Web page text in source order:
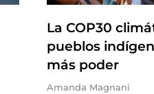
La COP30
pueblos
más poder
Amanda Magnani